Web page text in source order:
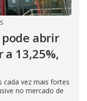
abrir
a 13,25%,
cada vez mais fortes
no mercado de